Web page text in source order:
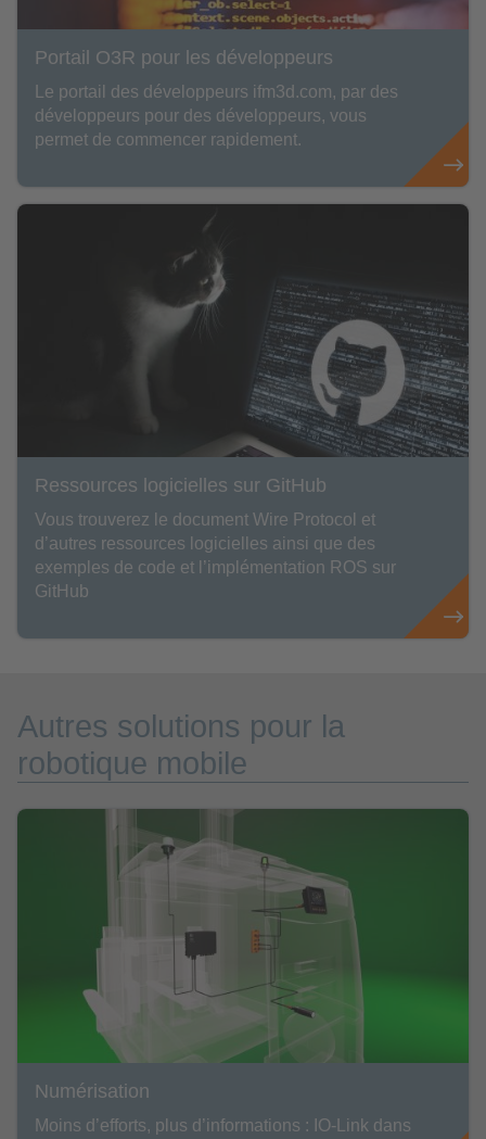
Portail O3R pour les développeurs
Le portail des développeurs ifm3d.com, par des
développeurs pour des développeurs, vous
permet de commencer rapidement.
Ressources logicielles sur GitHub
Vous trouverez le document Wire Protocol et
d’autres ressources logicielles ainsi que des
exemples de code et l’implémentation ROS sur
GitHub
Autres solutions pour la
robotique mobile
Numérisation
Moins d’efforts, plus d’informations : IO-Link dans